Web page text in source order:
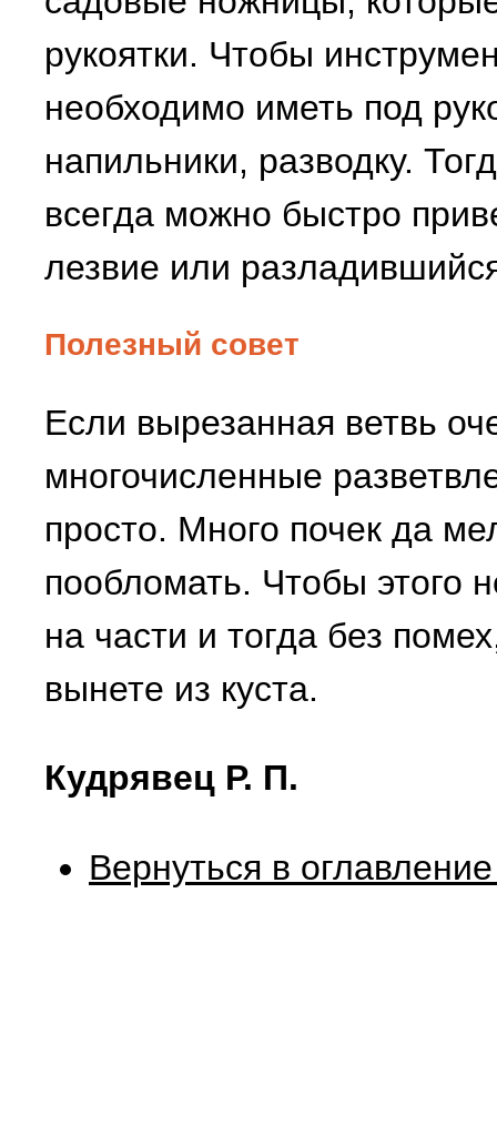
рукоятки. Чтобы
необходимо иметь под
напильники, разводку.
всегда можно быстро
лезвие или
Полезный совет
Если вырезанная ветвь
многочисленные
просто. Много почек да
пообломать. Чтобы этого
на части и тогда без
вынете из куста.
Кудрявец Р. П.
Вернуться в